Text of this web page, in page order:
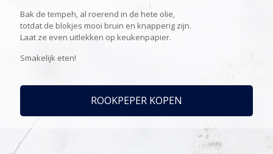
Bak de tempeh, al roerend in de hete olie,
totdat de blokjes mooi bruin en knapperig zijn.
Laat ze even uitlekken op keukenpapier.
Smakelijk eten!
ROOKPEPER KOPEN